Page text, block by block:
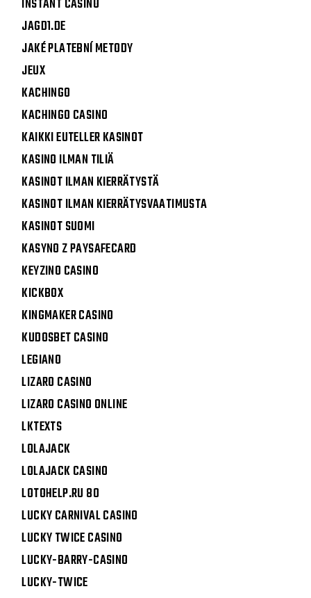
INSTANT CASINO
JAGD1.DE
JAKÉ PLATEBNÍ METODY
JEUX
KACHINGO
KACHINGO CASINO
KAIKKI EUTELLER KASINOT
KASINO ILMAN TILIÄ
KASINOT ILMAN KIERRÄTYSTÄ
KASINOT ILMAN KIERRÄTYSVAATIMUSTA
KASINOT SUOMI
KASYNO Z PAYSAFECARD
KEYZINO CASINO
KICKBOX
KINGMAKER CASINO
KUDOSBET CASINO
LEGIANO
LIZARO CASINO
LIZARO CASINO ONLINE
LKTEXTS
LOLAJACK
LOLAJACK CASINO
LOTOHELP.RU 80
LUCKY CARNIVAL CASINO
LUCKY TWICE CASINO
LUCKY-BARRY-CASINO
LUCKY-TWICE